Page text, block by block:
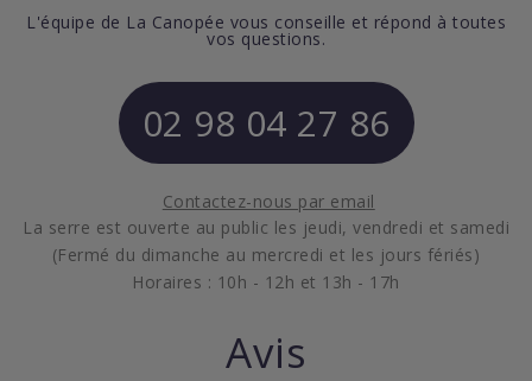
L'équipe de La Canopée vous conseille et répond à toutes
vos questions.
02 98 04 27 86
Contactez-nous par email
La serre est ouverte au public les jeudi, vendredi et samedi
(Fermé du dimanche au mercredi et les jours fériés)
Horaires : 10h - 12h et 13h - 17h
Avis